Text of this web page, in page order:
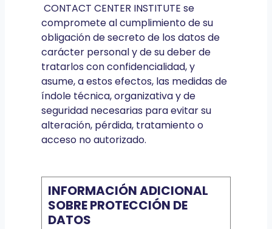
CONTACT CENTER INSTITUTE se
compromete al cumplimiento de su
obligación de secreto de los datos de
carácter personal y de su deber de
tratarlos con confidencialidad, y
asume, a estos efectos, las medidas de
índole técnica, organizativa y de
seguridad necesarias para evitar su
alteración, pérdida, tratamiento o
acceso no autorizado.
INFORMACIÓN ADICIONAL
SOBRE PROTECCIÓN DE
DATOS